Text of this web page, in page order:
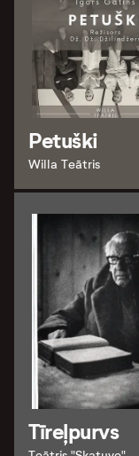
Petuški
Willa Teātris
Tīreļpurvs